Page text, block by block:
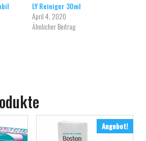
LY Reiniger 30ml
April 4, 2020
Ähnlicher Beitrag
Angebot!